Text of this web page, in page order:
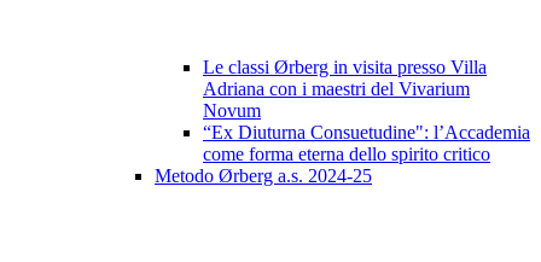
Le classi Ørberg in visita presso Villa
Adriana con i maestri del Vivarium
Novum
“Ex Diuturna Consuetudine": l’Accademia
come forma eterna dello spirito critico
Metodo Ørberg a.s. 2024-25